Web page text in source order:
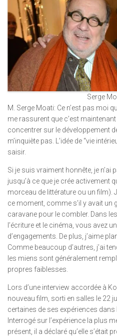
Serge
M. Serge Moati: Ce n’est pas moi
me rassurent que c’est
concentrer sur le développement
m’inquiète pas. L’idée de “vie
saisir.
Si je suis vraiment honnête, je n’ai
jusqu’à ce que je crée activement
morceau de littérature ou un film).
ce moment, comme s’il y avait un
caravane pour le combler. Dans
l’écriture et le cinéma, vous avez
d’engagements. De plus, j’aime
Comme beaucoup d’autres, j’ai
les miens sont généralement
propres faiblesses.
Lors d’une interview accordée à
nouveau film, sorti en salles le 22
certaines de ses expériences
Interrogé sur l’expérience la plus
présent, il a déclaré qu’elle s’était